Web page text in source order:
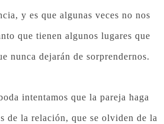
y es que algunas veces no nos
que tienen algunos lugares que
nunca dejarán de sorprendernos.
intentamos que la pareja haga
de la relación, que se olviden de la